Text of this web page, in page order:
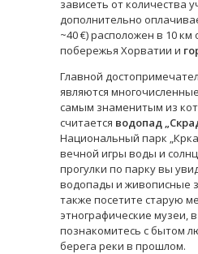
зависеть от количества
дополнительно
~40 €) расположен в 10 км
побережья Хорватии и
Главной
являются
самым знаменитым из
считается водопад
Национальный парк
вечной игры воды и
прогулки по парку вы
водопады и живописные
также посетите старую
этнографические музеи,
познакомитесь с бытом
берега реки в прошлом.